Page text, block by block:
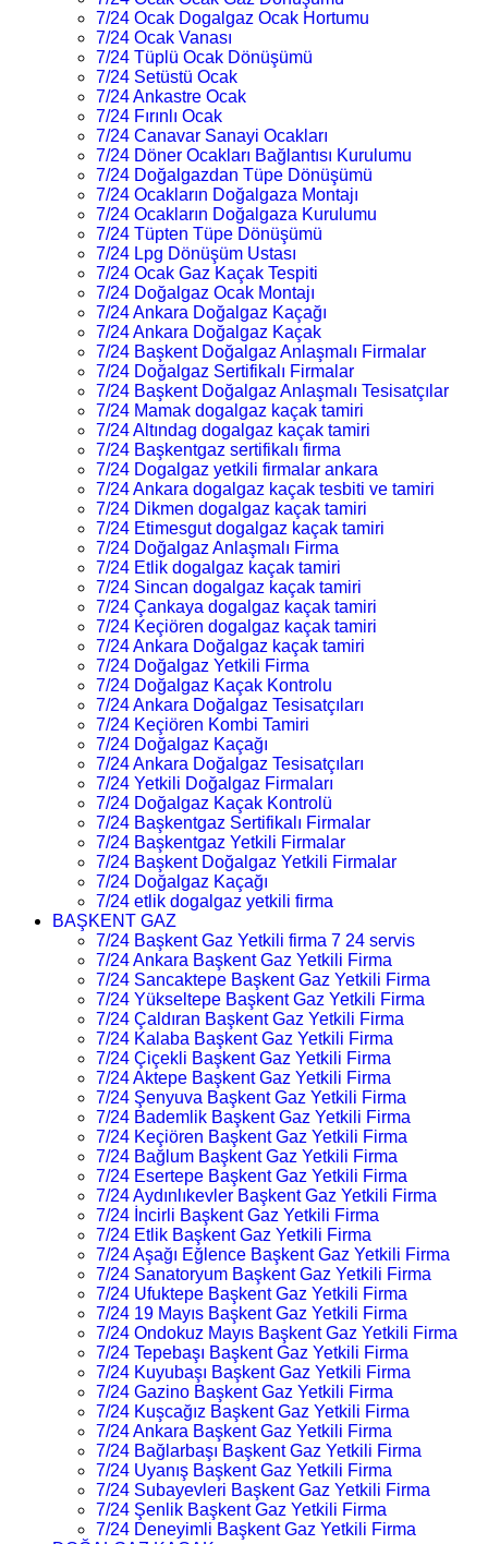
7/24 Ocak Dogalgaz Ocak Hortumu
7/24 Ocak Vanası
7/24 Tüplü Ocak Dönüşümü
7/24 Setüstü Ocak
7/24 Ankastre Ocak
7/24 Fırınlı Ocak
7/24 Canavar Sanayi Ocakları
7/24 Döner Ocakları Bağlantısı Kurulumu
7/24 Doğalgazdan Tüpe Dönüşümü
7/24 Ocakların Doğalgaza Montajı
7/24 Ocakların Doğalgaza Kurulumu
7/24 Tüpten Tüpe Dönüşümü
7/24 Lpg Dönüşüm Ustası
7/24 Ocak Gaz Kaçak Tespiti
7/24 Doğalgaz Ocak Montajı
7/24 Ankara Doğalgaz Kaçağı
7/24 Ankara Doğalgaz Kaçak
7/24 Başkent Doğalgaz Anlaşmalı Firmalar
7/24 Doğalgaz Sertifikalı Firmalar
7/24 Başkent Doğalgaz Anlaşmalı Tesisatçılar
7/24 Mamak dogalgaz kaçak tamiri
7/24 Altındag dogalgaz kaçak tamiri
7/24 Başkentgaz sertifikalı firma
7/24 Dogalgaz yetkili firmalar ankara
7/24 Ankara dogalgaz kaçak tesbiti ve tamiri
7/24 Dikmen dogalgaz kaçak tamiri
7/24 Etimesgut dogalgaz kaçak tamiri
7/24 Doğalgaz Anlaşmalı Firma
7/24 Etlik dogalgaz kaçak tamiri
7/24 Sincan dogalgaz kaçak tamiri
7/24 Çankaya dogalgaz kaçak tamiri
7/24 Keçiören dogalgaz kaçak tamiri
7/24 Ankara Doğalgaz kaçak tamiri
7/24 Doğalgaz Yetkili Firma
7/24 Doğalgaz Kaçak Kontrolu
7/24 Ankara Doğalgaz Tesisatçıları
7/24 Keçiören Kombi Tamiri
7/24 Doğalgaz Kaçağı
7/24 Ankara Doğalgaz Tesisatçıları
7/24 Yetkili Doğalgaz Firmaları
7/24 Doğalgaz Kaçak Kontrolü
7/24 Başkentgaz Sertifikalı Firmalar
7/24 Başkentgaz Yetkili Firmalar
7/24 Başkent Doğalgaz Yetkili Firmalar
7/24 Doğalgaz Kaçağı
7/24 etlik dogalgaz yetkili firma
BAŞKENT GAZ
7/24 Başkent Gaz Yetkili firma 7 24 servis
7/24 Ankara Başkent Gaz Yetkili Firma
7/24 Sancaktepe Başkent Gaz Yetkili Firma
7/24 Yükseltepe Başkent Gaz Yetkili Firma
7/24 Çaldıran Başkent Gaz Yetkili Firma
7/24 Kalaba Başkent Gaz Yetkili Firma
7/24 Çiçekli Başkent Gaz Yetkili Firma
7/24 Aktepe Başkent Gaz Yetkili Firma
7/24 Şenyuva Başkent Gaz Yetkili Firma
7/24 Bademlik Başkent Gaz Yetkili Firma
7/24 Keçiören Başkent Gaz Yetkili Firma
7/24 Bağlum Başkent Gaz Yetkili Firma
7/24 Esertepe Başkent Gaz Yetkili Firma
7/24 Aydınlıkevler Başkent Gaz Yetkili Firma
7/24 İncirli Başkent Gaz Yetkili Firma
7/24 Etlik Başkent Gaz Yetkili Firma
7/24 Aşağı Eğlence Başkent Gaz Yetkili Firma
7/24 Sanatoryum Başkent Gaz Yetkili Firma
7/24 Ufuktepe Başkent Gaz Yetkili Firma
7/24 19 Mayıs Başkent Gaz Yetkili Firma
7/24 Ondokuz Mayıs Başkent Gaz Yetkili Firma
7/24 Tepebaşı Başkent Gaz Yetkili Firma
7/24 Kuyubaşı Başkent Gaz Yetkili Firma
7/24 Gazino Başkent Gaz Yetkili Firma
7/24 Kuşcağız Başkent Gaz Yetkili Firma
7/24 Ankara Başkent Gaz Yetkili Firma
7/24 Bağlarbaşı Başkent Gaz Yetkili Firma
7/24 Uyanış Başkent Gaz Yetkili Firma
7/24 Subayevleri Başkent Gaz Yetkili Firma
7/24 Şenlik Başkent Gaz Yetkili Firma
7/24 Deneyimli Başkent Gaz Yetkili Firma